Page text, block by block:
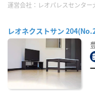
運営会社： レオパレスセンター
レオネクストサン